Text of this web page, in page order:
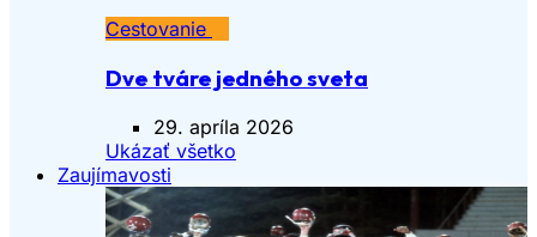
Cestovanie
Dve tváre jedného sveta
29. apríla 2026
Ukázať všetko
Zaujímavosti